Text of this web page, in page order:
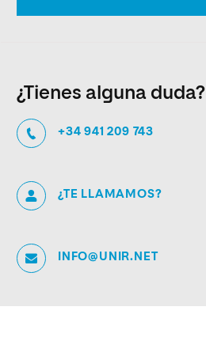
¿Tienes alguna duda?
+34 941 209 743
¿TE LLAMAMOS?
INFO@UNIR.NET